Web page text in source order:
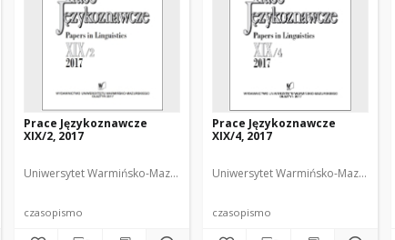
Biolik, Maria. Redaktor
Prace Językoznawcze
XIX/2, 2017
Uniwersytet Warmińsko-Mazurski Biolik, Maria. Redaktor
czasopismo
Prace Językoznawcze
XIX/4, 2017
Uniwersytet Warmińsko-Mazurski
czasopismo